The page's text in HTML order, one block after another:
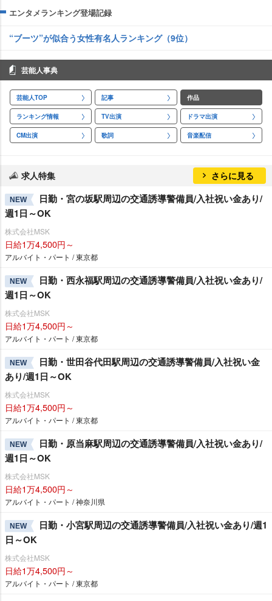
エンタメランキング登場記録
“ブーツ”が似合う女性有名人ランキング（9位）
芸能人事典
芸能人TOP 記事 作品
ランキング情報 TV出演 ドラマ出演
CM出演 歌詞 音楽配信
求人特集 さらに見る
NEW
日勤・宮の坂駅周辺の交通誘導警備員/入社祝い金あり/
週1日～OK
株式会社MSK
日給1万4,500円～
アルバイト・パート / 東京都
NEW
日勤・西永福駅周辺の交通誘導警備員/入社祝い金あり/
週1日～OK
株式会社MSK
日給1万4,500円～
アルバイト・パート / 東京都
NEW
日勤・世田谷代田駅周辺の交通誘導警備員/入社祝い金
あり/週1日～OK
株式会社MSK
日給1万4,500円～
アルバイト・パート / 東京都
NEW
日勤・原当麻駅周辺の交通誘導警備員/入社祝い金あり/
週1日～OK
株式会社MSK
日給1万4,500円～
アルバイト・パート / 神奈川県
NEW
日勤・小宮駅周辺の交通誘導警備員/入社祝い金あり/週1
日～OK
株式会社MSK
日給1万4,500円～
アルバイト・パート / 東京都